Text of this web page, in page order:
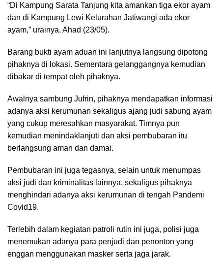
“Di Kampung Sarata Tanjung kita amankan tiga ekor ayam
dan di Kampung Lewi Kelurahan Jatiwangi ada ekor
ayam,” urainya, Ahad (23/05).
Barang bukti ayam aduan ini lanjutnya langsung dipotong
pihaknya di lokasi. Sementara gelanggangnya kemudian
dibakar di tempat oleh pihaknya.
Awalnya sambung Jufrin, pihaknya mendapatkan informasi
adanya aksi kerumunan sekaligus ajang judi sabung ayam
yang cukup meresahkan masyarakat. Timnya pun
kemudian menindaklanjuti dan aksi pembubaran itu
berlangsung aman dan damai.
Pembubaran ini juga tegasnya, selain untuk menumpas
aksi judi dan kriminalitas lainnya, sekaligus pihaknya
menghindari adanya aksi kerumunan di tengah Pandemi
Covid19.
Terlebih dalam kegiatan patroli rutin ini juga, polisi juga
menemukan adanya para penjudi dan penonton yang
enggan menggunakan masker serta jaga jarak.